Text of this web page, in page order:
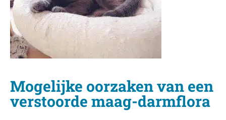
Mogelijke oorzaken van een
verstoorde maag-darmflora